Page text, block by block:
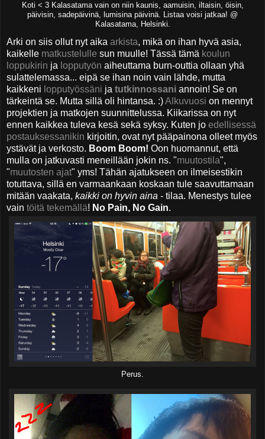
Koti < 3 Kalasatama vain on niin kaunis, aamuisin, iltaisin, öisin,
päivisin, sadepäivinä, lumisina päivinä. Listaa voisi jatkaa! @
Kalasatama, Helsinki.
Arki on siis ollut nyt aika arkista, mikä on ihan hyvä asia,
kaikelle matkustelulle sun muulle! Tässä tämä koulun
loppukirin ja lopputyön aiheuttama burn-outtia ollaan yhä
sulattelemassa... eipä se ihan noin vain lähde, mutta
kaikkeni lopputyössäni ja tutkinnossani annoin! Se on
tärkeintä se. Mutta sillä oli hintansa. :)Alkuvuosi on mennyt
projektien ja matkojen suunnittelussa. Kiikarissa on nyt
ennen kaikkea tuleva kesä sekä syksy. Kuten jo edellisessä
postauksessanikin kirjoitin, ovat nyt pääpainona olleet myös
ystävät ja verkosto. Boom Boom! Oon huomannut, että
mulla on jatkuvasti meneillään jokin ns. "muutostila",
"muutosten ajat" yms! Tähän ajatukseen on ilmeisestikin
totuttava, sillä en varmaankaan koskaan tule saavuttamaan
mitään vaakata, kaikki on hyvin aina - tilaa. Menestys tulee
vain töitä tekemällä! No Pain, No Gain.
Perus.